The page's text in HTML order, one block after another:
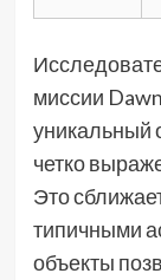
миссии
уникальный
четко
Это
типичными
объекты